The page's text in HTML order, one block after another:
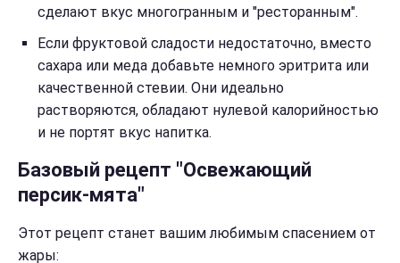
сделают вкус многогранным и "ресторанным".
Если фруктовой сладости недостаточно, вместо
сахара или меда добавьте немного эритрита или
качественной стевии. Они идеально
растворяются, обладают нулевой калорийностью
и не портят вкус напитка.
Базовый рецепт "Освежающий
персик-мята"
Этот рецепт станет вашим любимым спасением от
жары: